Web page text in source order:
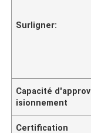
Surligner:
Capacité d'approv
isionnement
Certification